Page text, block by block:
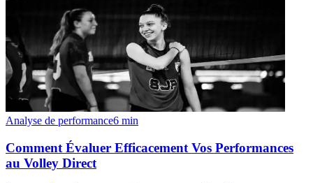
Analyse de performance6 min
Comment Évaluer Efficacement Vos Performances
au Volley Direct